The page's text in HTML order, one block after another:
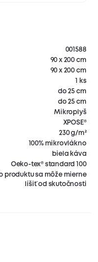
001588
90 x 200 cm
90 x 200 cm
1 ks
do 25 cm
do 25 cm
Mikroplyš
XPOSE®
230 g/m²
100% mikrovlákno
biela káva
Oeko-tex® standard 100
produktu sa môže mierne
líšiť od skutočnosti